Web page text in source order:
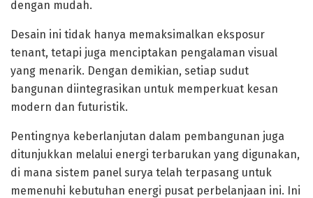
dengan mudah.
Desain ini tidak hanya memaksimalkan eksposur
tenant, tetapi juga menciptakan pengalaman visual
yang menarik. Dengan demikian, setiap sudut
bangunan diintegrasikan untuk memperkuat kesan
modern dan futuristik.
Pentingnya keberlanjutan dalam pembangunan juga
ditunjukkan melalui energi terbarukan yang digunakan,
di mana sistem panel surya telah terpasang untuk
memenuhi kebutuhan energi pusat perbelanjaan ini. Ini